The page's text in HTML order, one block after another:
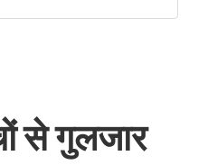
से गुलजार